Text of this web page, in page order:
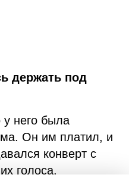
держать под
у него была
Он им платил, и
конверт с
голоса.